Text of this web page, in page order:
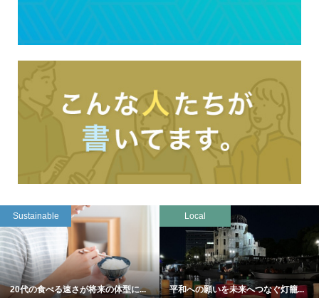
Sustainable
20代の食べる速さが将来の体型に...
Local
平和への願いを未来へつなぐ灯籠...